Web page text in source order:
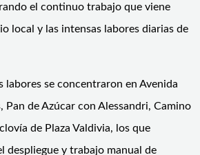
el continuo trabajo que viene
local y las intensas labores diarias de
labores se concentraron en Avenida
Pan de Azúcar con Alessandri, Camino
de Plaza Valdivia, los que
despliegue y trabajo manual de